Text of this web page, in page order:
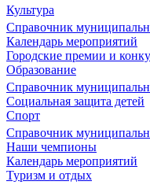
Культура
Справочник
Календарь мероприятий
Городские премии и
Образование
Справочник
Социальная защита детей
Спорт
Справочник
Наши чемпионы
Календарь мероприятий
Туризм и отдых